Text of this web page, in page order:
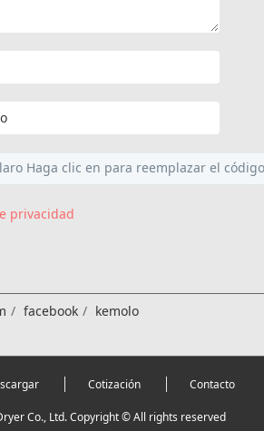
privacidad
facebook kemolo
Cotización Contacto
Co., Ltd. Copyright © All rights reserved